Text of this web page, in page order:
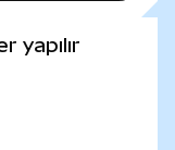
yapılır